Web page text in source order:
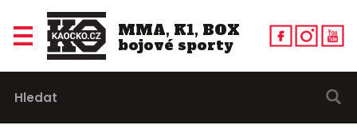
MMA, K1, BOX
bojové sporty